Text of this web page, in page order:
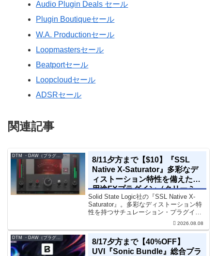
Audio Plugin Deals セール
Plugin Boutiqueセール
W.A. Productionセール
Loopmastersセール
Beatportセール
Loopcloudセール
ADSRセール
関連記事
DTM ・DAW（プラグイン、シンセなど）のセール情報
8/11夕方まで【$10】『SSL
Native X-Saturator』多彩なデ
ィストーション特性を備えた多
用途FXプラグイン（クリーミ
ィ＆ウォームなサウンド）
Solid State Logic社の『SSL Native X-
Saturator』。多彩なディストーション特
性を持つサチュレーション・プラグイン
です。音楽制作者、エンジニアの間でも
評価の高い製品です。競合するサチュレ
2026.08.08
8/17夕方まで【40%OFF】
UVI『Sonic Bundle』総合プラ